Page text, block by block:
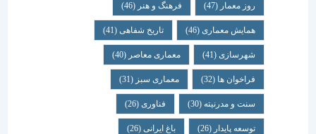
روز معمار (47) فرهنگ و هنر(46)
همایش معماری (46) تاریخ شفاهی(41)
شهرسازی(41) معماری معاصر (40)
فراخوان ها(32) معماری سبز(31)
سنت و مدرنیته (30) فناوری
توسعه پایدار(26) باغ ایرانی (26)